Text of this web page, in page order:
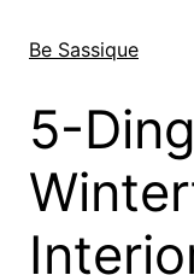
zum
wechseln
Be Sassique
5-